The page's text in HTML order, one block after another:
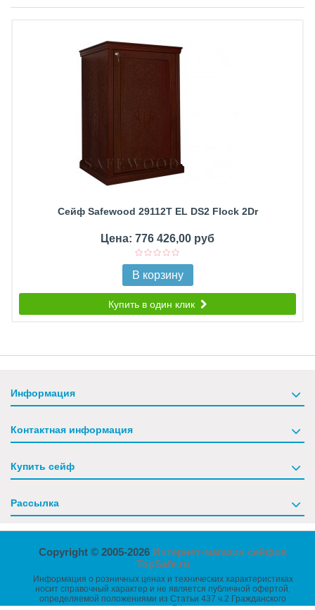
Сейф Safewood 29112T EL DS2 Flock 2Dr
Цена: 776 426,00 руб
В корзину
Купить в один клик
Информация
Контактная информация
Купить сейф
Рассылка
Copyright © 2005-2026 Интернет-магазин сейфов
TopSafe.ru
Информация о розничных ценах и технических характеристиках
носит справочный характер и не является публичной офертой,
определяемой положениями из Статьи 437 ч.2 Гражданского